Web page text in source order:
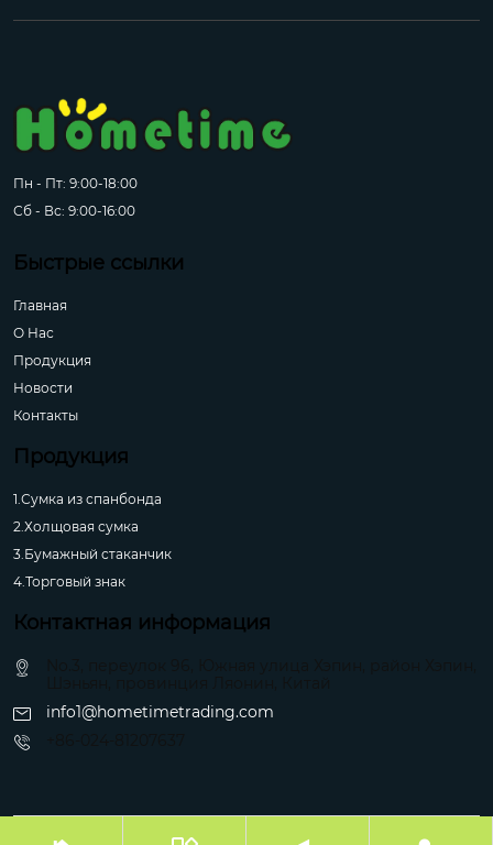
Пн - Пт: 9:00-18:00
Сб - Вс: 9:00-16:00
Быстрые ссылки
Главная
О Hас
Продукция
Новости
Контакты
Продукция
1.Сумка из спанбонда
2.Холщовая сумка
3.Бумажный стаканчик
4.Торговый знак
Контактная информация
info1@hometimetrading.com
Авторское право©Шэньян Хуэйфэнтай Импорт и Экспорт Ко.